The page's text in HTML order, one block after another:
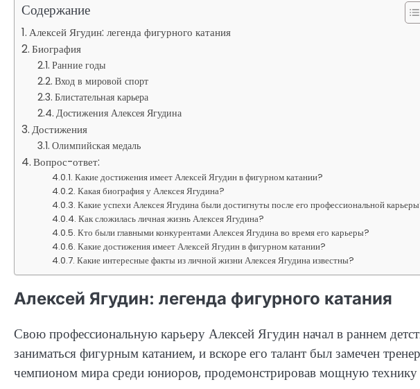
Содержание
Алексей Ягудин: легенда фигурного катания
Биография
Ранние годы
Вход в мировой спорт
Блистательная карьера
Достижения Алексея Ягудина
Достижения
Олимпийская медаль
Вопрос-ответ:
Какие достижения имеет Алексей Ягудин в фигурном катании?
Какая биография у Алексея Ягудина?
Какие успехи Алексея Ягудина были достигнуты после его профессиональной
Как сложилась личная жизнь Алексея Ягудина?
Кто были главными конкурентами Алексея Ягудина во время его карьеры?
Какие достижения имеет Алексей Ягудин в фигурном катании?
Какие интересные факты из личной жизни Алексея Ягудина известны?
Алексей Ягудин: легенда фигурного катания
Свою профессиональную карьеру Алексей Ягудин начал в раннем
заниматься фигурным катанием, и вскоре его талант был замечен
чемпионом мира среди юниоров, продемонстрировав мощную